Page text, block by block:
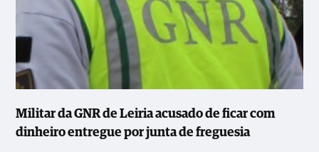
Militar da GNR de Leiria acusado de ficar com
dinheiro entregue por junta de freguesia